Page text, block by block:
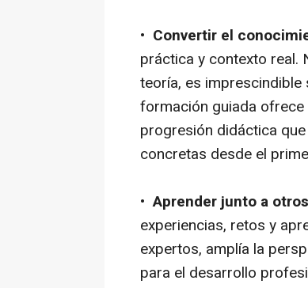
• Convertir el
práctica y contexto real.
teoría, es
formación guiada
progresión didáctica
concretas desde el
•Aprender junto a
experiencias, retos y
expertos, amplía la
para el desarrollo